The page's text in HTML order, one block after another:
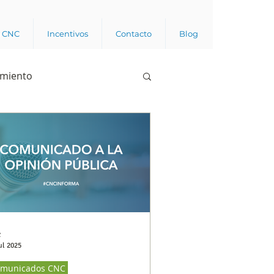
Incentivos Contacto Blog
opinión pública
CNC
2025